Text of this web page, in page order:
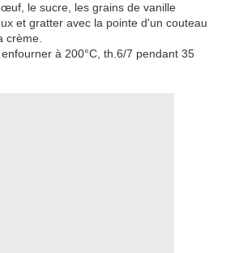
le sucre, les grains de vanille
et gratter avec la pointe d'un couteau
crème.
à 200°C, th.6/7 pendant 35